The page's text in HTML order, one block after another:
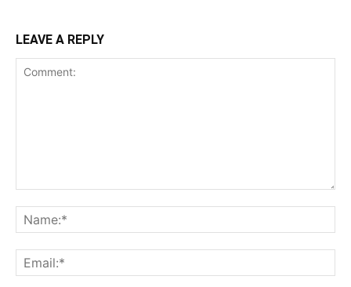
LEAVE A REPLY